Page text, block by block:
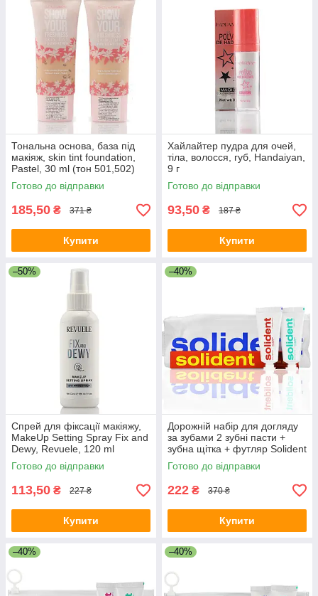
Тональна основа, база під
макіяж, skin tint foundation,
Pastel, 30 ml (тон 501,502)
Готово до відправки
185,50 ₴ 371 ₴
Купити
Хайлайтер пудра для очей,
тіла, волосся, губ, Handaiyan,
9 г
Готово до відправки
93,50 ₴ 187 ₴
Купити
–50%
Спрей для фіксації макіяжу,
MakeUp Setting Spray Fix and
Dewy, Revuele, 120 ml
Готово до відправки
113,50 ₴ 227 ₴
Купити
–40%
Дорожній набір для догляду
за зубами 2 зубні пасти +
зубна щітка + футляр Solident
Travel Set - ананас
Готово до відправки
222 ₴ 370 ₴
Купити
–40% –40%